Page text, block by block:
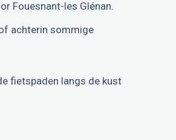
Fouesnant-les Glénan.
achterin sommige
fietspaden langs de kust